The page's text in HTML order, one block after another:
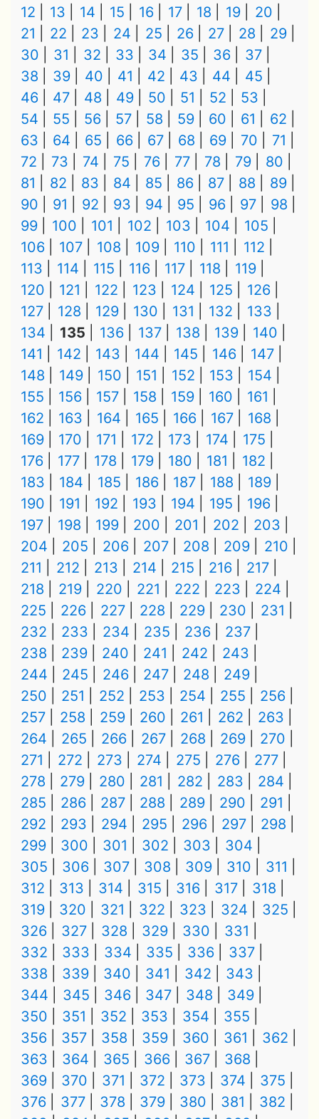
12
13 14 15 16 17 18 19
20
21
22 23 24 25 26 27 28
29
30
31 32 33 34 35 36
37
38
39 40 41 42 43 44
45
46
47 48 49 50 51 52
53
54
55 56 57 58 59 60 61
62
63
64 65 66 67 68 69 70
71
72
73 74 75 76 77 78 79
80
81
82 83 84 85 86 87 88
89
90
91 92 93 94 95 96 97
98
99
100 101 102 103 104
105
106
107 108 109 110 111
112
113
114 115 116 117 118
119
120
121 122 123 124 125
126
127
128 129 130 131 132
133
134
135 136 137 138 139
140
141
142 143 144 145 146
147
148
149 150 151 152 153
154
155
156 157 158 159 160
161
162
163 164 165 166 167
168
169
170 171 172 173 174
175
176
177 178 179 180 181
182
183
184 185 186 187 188
189
190
191 192 193 194 195
196
197
198 199 200 201 202
203
204
205 206 207 208 209
210
211
212 213 214 215 216
217
218
219 220 221 222 223
224
225
226 227 228 229 230
231
232
233 234 235 236
237
238
239 240 241 242
243
244
245 246 247 248
249
250
251 252 253 254 255
256
257
258 259 260 261 262
263
264
265 266 267 268 269
270
271
272 273 274 275 276
277
278
279 280 281 282 283
284
285
286 287 288 289 290
291
292
293 294 295 296 297
298
299
300 301 302 303
304
305
306 307 308 309 310
311
312
313 314 315 316 317
318
319
320 321 322 323 324
325
326
327 328 329 330
331
332
333 334 335 336
337
338
339 340 341 342
343
344
345 346 347 348
349
350
351 352 353 354
355
356
357 358 359 360 361
362
363
364 365 366 367
368
369
370 371 372 373 374
375
376
377 378 379 380 381
382